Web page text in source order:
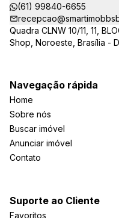
(61) 99840-6655
Quadra CLNW 10/11, 11,
Shop, Noroeste, Brasília -
Navegação rápida
Home
Sobre nós
Buscar imóvel
Anunciar imóvel
Contato
Suporte ao Cliente
Favoritos